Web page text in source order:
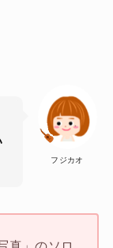
フジカオ